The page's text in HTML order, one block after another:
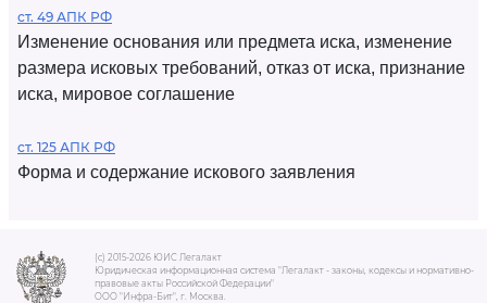
ст. 49 АПК РФ
Изменение основания или предмета иска, изменение
размера исковых требований, отказ от иска, признание
иска, мировое соглашение
ст. 125 АПК РФ
Форма и содержание искового заявления
(c) 2015-2026 ЮИС Легалакт
Юридическая информационная система "Легалакт - законы, кодексы и нормативно-
правовые акты Российской Федерации"
ООО "Инфра-Бит", г. Москва.